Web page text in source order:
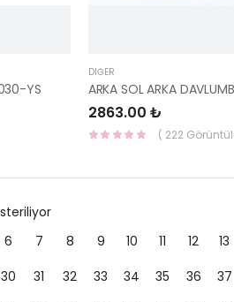
YS
DIĞER
2863.00 ₺
( 222
6 7 8 9 10 11 12 13
30 31 32 33 34 35 36 37